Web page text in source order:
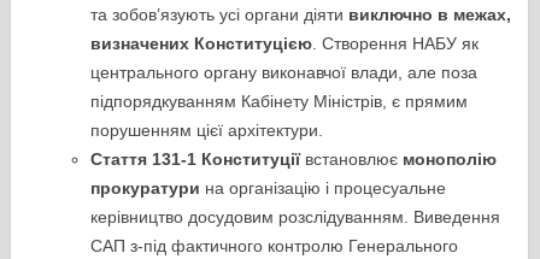
та зобов’язують усі органи діяти виключно в межах,
визначених Конституцією . Створення НАБУ як
центрального органу виконавчої влади, але поза
підпорядкуванням Кабінету Міністрів, є прямим
порушенням цієї архітектури.
Стаття 131-1 Конституціївстановлює монополію
прокуратури на організацію і процесуальне
керівництво досудовим розслідуванням. Виведення
САП з-під фактичного контролю Генерального